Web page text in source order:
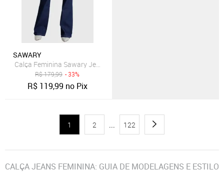
SAWARY
Calça Feminina Sawary Jeans Bootcut Azul Escuro
R$179,99 - 33%
R$ 119,99 no Pix
1 2 ... 122
CALÇA JEANS FEMININA: GUIA DE MODELAGENS E ESTILO